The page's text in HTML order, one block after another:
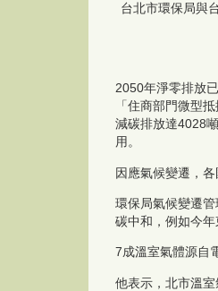
台北市環保局與
2050年淨零排放
「住商部門微型
減碳排放達4028
用。
因應氣候變遷，
環保局氣候變遷
碳中和，例如今
7成溫室氣體源自
他表示，北市溫